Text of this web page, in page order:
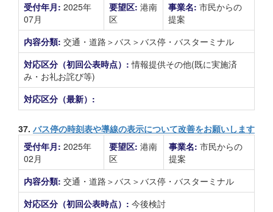
受付年月: 2025年
07月
要望区: 港南
区
事業名: 市民からの
提案
内容分類: 交通・道路＞バス＞バス停・バスターミナル
対応区分（初回公表時点）:情報提供その他(既に実施済
み・お礼お詫び等)
対応区分（最新）:
37. バス停の時刻表や導線の表示について改善をお願いします
受付年月: 2025年
02月
要望区: 港南
区
事業名: 市民からの
提案
内容分類: 交通・道路＞バス＞バス停・バスターミナル
対応区分（初回公表時点）: 今後検討